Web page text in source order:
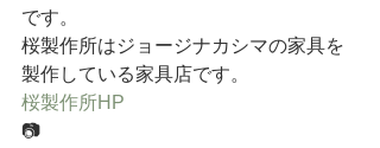
です。
桜製作所はジョージナカシマの家具を
製作している家具店です。
桜製作所HP
📷